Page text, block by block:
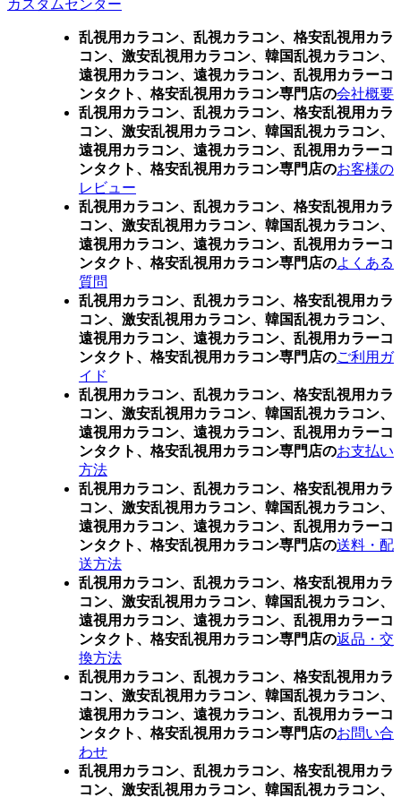
カスタムセンター
乱視用カラコン、乱視カラコン、格安乱視用カラ
コン、激安乱視用カラコン、韓国乱視カラコン、
遠視用カラコン、遠視カラコン、乱視用カラーコ
ンタクト、格安乱視用カラコン専門店の会社概要
乱視用カラコン、乱視カラコン、格安乱視用カラ
コン、激安乱視用カラコン、韓国乱視カラコン、
遠視用カラコン、遠視カラコン、乱視用カラーコ
ンタクト、格安乱視用カラコン専門店のお客様の
レビュー
乱視用カラコン、乱視カラコン、格安乱視用カラ
コン、激安乱視用カラコン、韓国乱視カラコン、
遠視用カラコン、遠視カラコン、乱視用カラーコ
ンタクト、格安乱視用カラコン専門店のよくある
質問
乱視用カラコン、乱視カラコン、格安乱視用カラ
コン、激安乱視用カラコン、韓国乱視カラコン、
遠視用カラコン、遠視カラコン、乱視用カラーコ
ンタクト、格安乱視用カラコン専門店のご利用ガ
イド
乱視用カラコン、乱視カラコン、格安乱視用カラ
コン、激安乱視用カラコン、韓国乱視カラコン、
遠視用カラコン、遠視カラコン、乱視用カラーコ
ンタクト、格安乱視用カラコン専門店のお支払い
方法
乱視用カラコン、乱視カラコン、格安乱視用カラ
コン、激安乱視用カラコン、韓国乱視カラコン、
遠視用カラコン、遠視カラコン、乱視用カラーコ
ンタクト、格安乱視用カラコン専門店の送料・配
送方法
乱視用カラコン、乱視カラコン、格安乱視用カラ
コン、激安乱視用カラコン、韓国乱視カラコン、
遠視用カラコン、遠視カラコン、乱視用カラーコ
ンタクト、格安乱視用カラコン専門店の返品・交
換方法
乱視用カラコン、乱視カラコン、格安乱視用カラ
コン、激安乱視用カラコン、韓国乱視カラコン、
遠視用カラコン、遠視カラコン、乱視用カラーコ
ンタクト、格安乱視用カラコン専門店のお問い合
わせ
乱視用カラコン、乱視カラコン、格安乱視用カラ
コン、激安乱視用カラコン、韓国乱視カラコン、